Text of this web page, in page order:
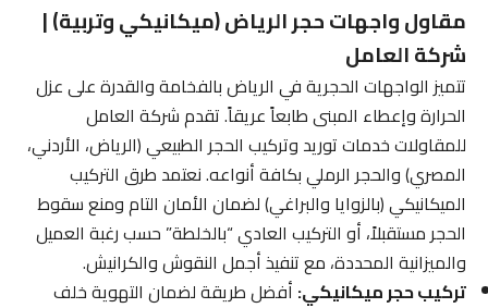
مقاول واجهات حجر الرياض (ميكانيكي وتربية) |
شركة العامل
تتميز الواجهات الحجرية في الرياض بالفخامة والقدرة على عزل
الحرارة وإعطاء المبنى طابعاً عريقاً. تقدم شركة العامل
للمقاولات خدمات توريد وتركيب الحجر الطبيعي (الرياض، الأردني،
المصري) والحجر الرملي بكافة أنواعه. نعتمد طرق التركيب
الميكانيكي (بالزوايا والبراغي) لضمان الأمان التام ومنع سقوط
الحجر مستقبلاً، أو التركيب العادي “بالخلطة” حسب رغبة العميل
والميزانية المحددة، مع تنفيذ أجمل النقوش والكرانيش.
تركيب حجر ميكانيكي:أفضل طريقة لضمان التهوية خلف